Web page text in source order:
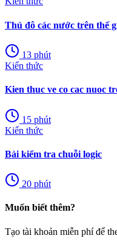
Thủ đô các nước trên thế
13 phút
Kiến thức
Kien thuc ve co cac nuoc
15 phút
Kiến thức
Bài kiểm tra chuỗi logic
20 phút
Muốn biết thêm?
Tạo tài khoản miễn phí để